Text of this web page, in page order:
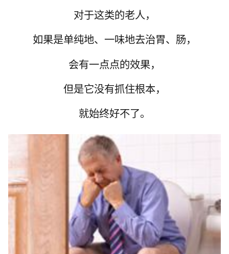
对于这类的老人，
如果是单纯地、一味地去治胃、肠，
会有一点点的效果，
但是它没有抓住根本，
就始终好不了。